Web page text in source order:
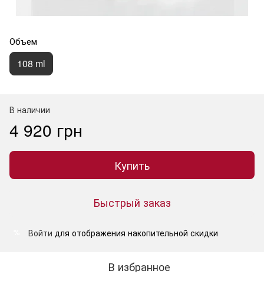
Объем
108 ml
В наличии
4 920 грн
Купить
Быстрый заказ
Войти для отображения накопительной скидки
В избранное